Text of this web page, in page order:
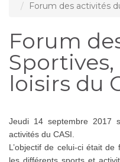
Forum des activités
Forum
loisirs du
Jeudi 14 septembre 2017
activités du CASI.
L’objectif de celui-ci était